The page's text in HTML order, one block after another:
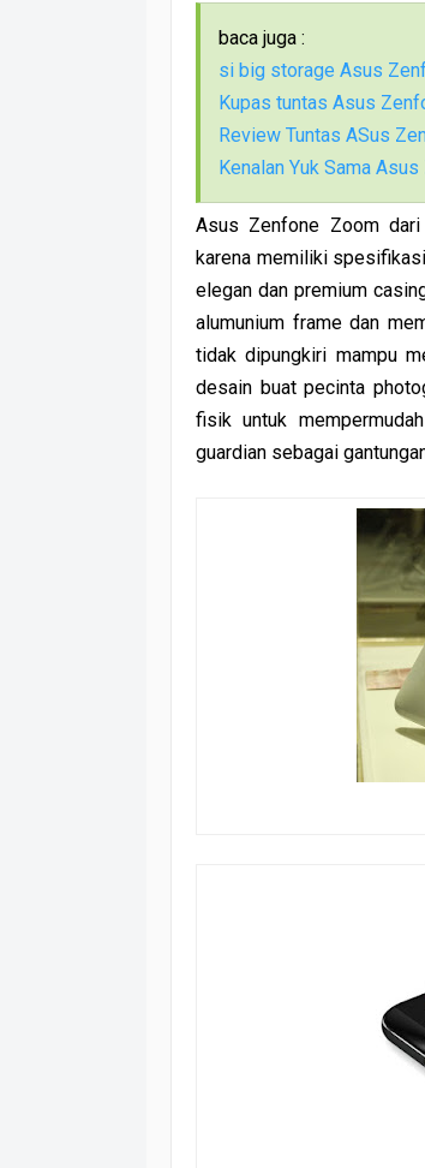
baca juga :
si big storage Asus
Kupas tuntas Asus
Review Tuntas ASus
Kenalan Yuk Sama
Asus Zenfone Zoom
karena memiliki
elegan dan premium
alumunium frame dan
tidak dipungkiri mampu
desain buat pecinta
fisik untuk
guardian sebagai